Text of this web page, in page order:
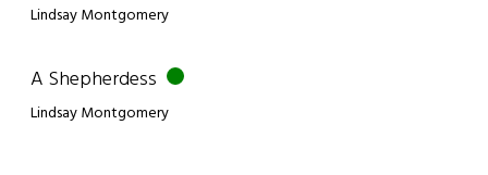
Lindsay Montgomery
A Shepherdess
Lindsay Montgomery